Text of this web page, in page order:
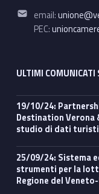
Email address:
email:
PEC:
ULTIMI COMUNICATI
19/10/24: Partnership con DMO Dolomiti Bellunesi e
Destination Verona
studio di dati
25/09/24: Sistema economico e legalità, regole e
strumenti per la
Regione del